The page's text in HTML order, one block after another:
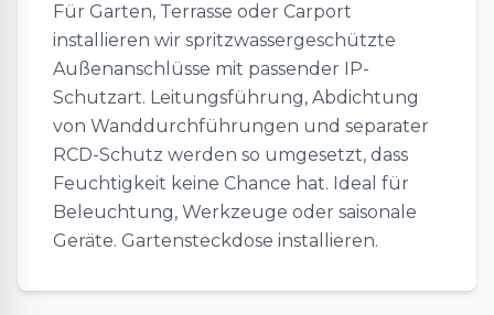
Für Garten, Terrasse oder Carport
installieren wir spritzwassergeschützte
Außenanschlüsse mit passender IP-
Schutzart. Leitungsführung, Abdichtung
von Wanddurchführungen und separater
RCD-Schutz werden so umgesetzt, dass
Feuchtigkeit keine Chance hat. Ideal für
Beleuchtung, Werkzeuge oder saisonale
Geräte. Gartensteckdose installieren.